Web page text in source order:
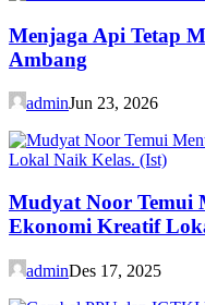
Menjaga Api Tetap
Ambang
adminJun 23, 2026
Mudyat Noor Temui
Ekonomi Kreatif
adminDes 17, 2025